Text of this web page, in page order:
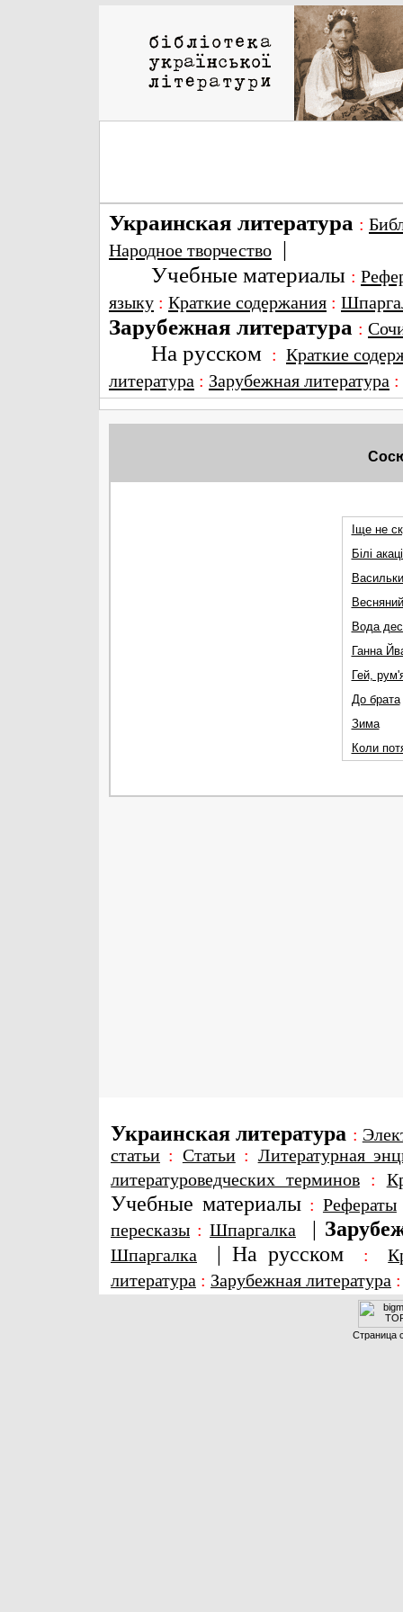
Украинская литература :
Народное творчество |
Учебные материалы :
языку : Краткие содержания :
Зарубежная литература :
На русском : Краткие
литература : Зарубежная литература
Іще не
Білі
Васильки
Вода
Ганна
Гей,
До брата
Зима
Коли
Украинская литература :
статьи : Статьи: Литературная
литературоведческих терминов:
Учебные материалы : Рефераты
пересказы : Шпаргалка |
Шпаргалка | На русском :
литература : Зарубежная литература
Страница